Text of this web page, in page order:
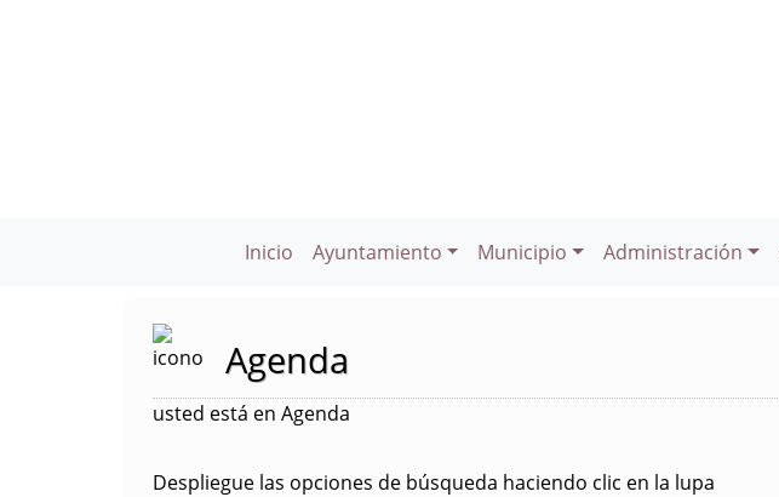
Inicio Ayuntamiento Municipio Administración
Agenda
usted está en Agenda
Despliegue las opciones de búsqueda haciendo clic en la lupa